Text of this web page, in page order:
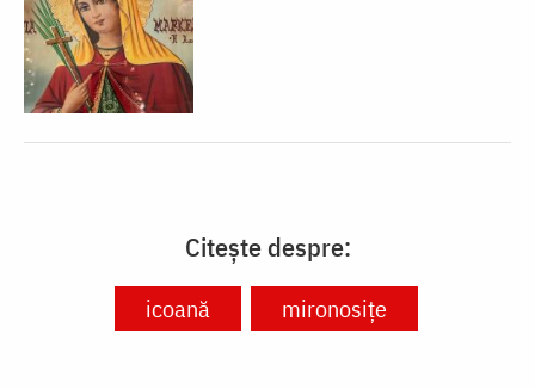
Citește despre:
icoană mironosițe